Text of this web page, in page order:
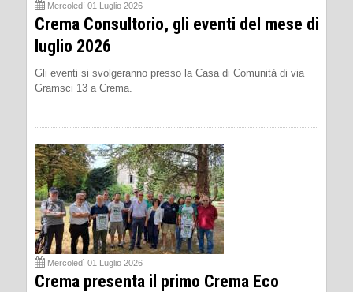
Mercoledì 01 Luglio 2026
Crema Consultorio, gli eventi del mese di
luglio 2026
Gli eventi si svolgeranno presso la Casa di Comunità di via
Gramsci 13 a Crema.
Mercoledì 01 Luglio 2026
Crema presenta il primo Crema Eco